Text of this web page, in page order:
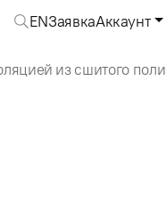
ENЗаявкаАккаунт
из сшитого